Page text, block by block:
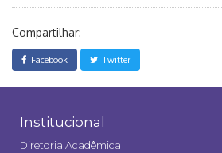
Compartilhar:
Facebook Twitter
Institucional
Diretoria Acadêmica